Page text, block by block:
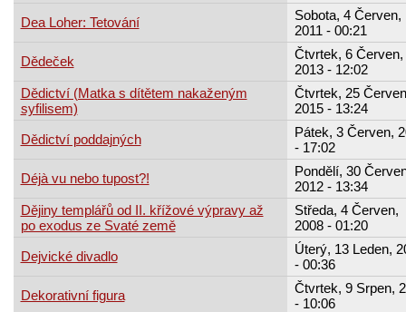
Dea Loher: Tetování
Sobota, 4 Červen,
2011 - 00:21
Dědeček
Čtvrtek, 6 Červen,
2013 - 12:02
Dědictví (Matka s dítětem nakaženým
syfilisem)
Čtvrtek, 25
2015 - 13:24
Dědictví poddajných
Pátek, 3 Červen,
- 17:02
Déjà vu nebo tupost?!
Pondělí, 30
2012 - 13:34
Dějiny templářů od II. křížové výpravy až
po exodus ze Svaté země
Středa, 4 Červen,
2008 - 01:20
Dejvické divadlo
Úterý, 13 Leden,
- 00:36
Dekorativní figura
Čtvrtek, 9 Srpen,
- 10:06